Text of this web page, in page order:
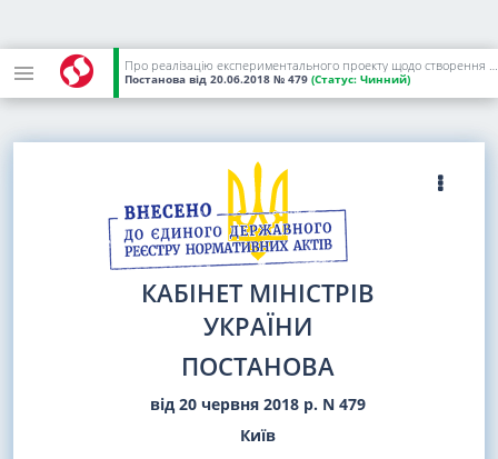
Про реалізацію експериментального проекту щодо створення умов для унеможливлення ухилення від сплати митних платежів
Постанова від 20.06.2018 № 479 (Статус: Чинний)
КАБІНЕТ МІНІСТРІВ
УКРАЇНИ
ПОСТАНОВА
від 20 червня 2018 р. N 479
Київ